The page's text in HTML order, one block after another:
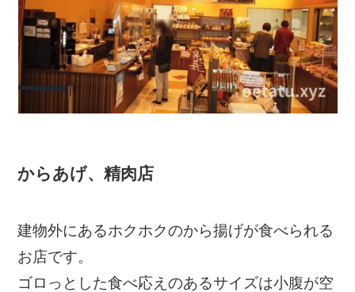
からあげ、精肉店
建物外にあるホクホクのから揚げが食べられる
お店です。
ゴロっとした食べ応えのあるサイズは小腹が空